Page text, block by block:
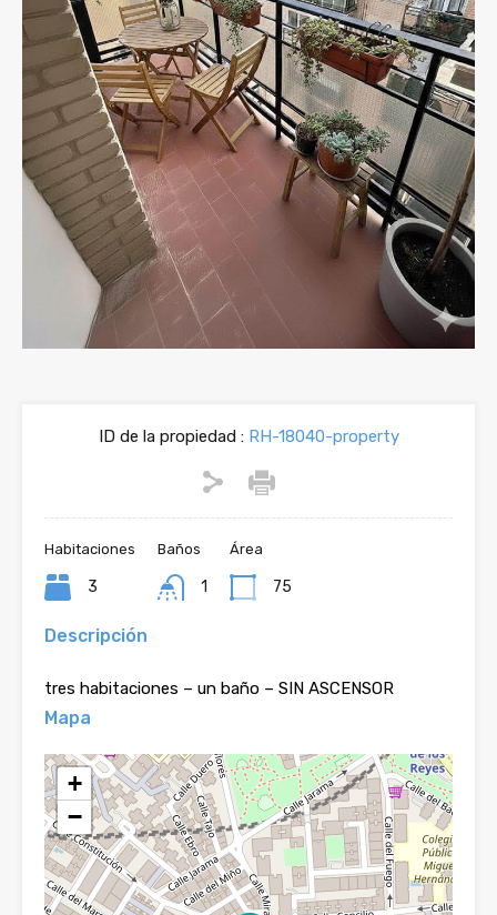
ID de la propiedad :RH-18040-property
Habitaciones
3
Baños
1
Área
75
Descripción
tres habitaciones – un baño – SIN ASCENSOR
Mapa
+
−